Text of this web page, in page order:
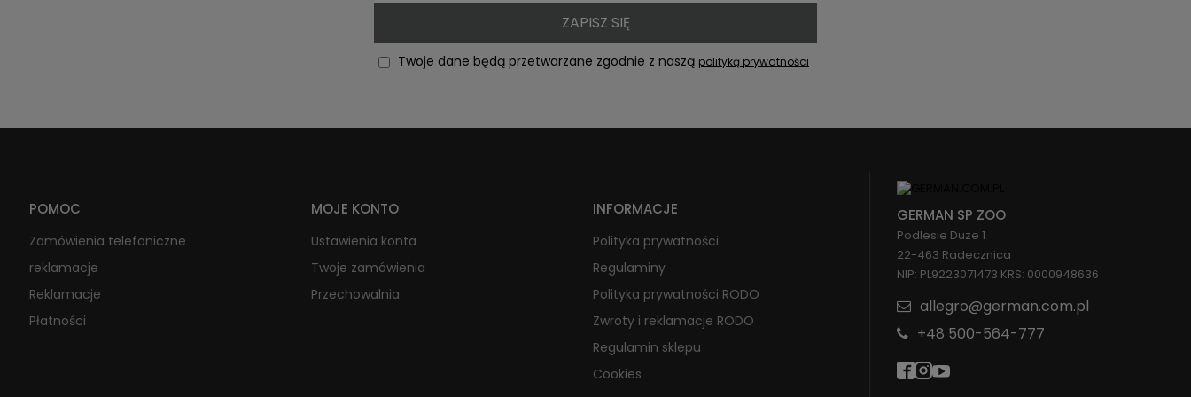
ZAPISZ SIĘ
Twoje dane będą przetwarzane zgodnie z naszą polityką prywatności
POMOC
Zamówienia telefoniczne
reklamacje
Reklamacje
Płatności
MOJE KONTO
Ustawienia konta
Twoje zamówienia
Przechowalnia
INFORMACJE
Polityka prywatności
Regulaminy
Polityka prywatności RODO
Zwroty i reklamacje RODO
Regulamin sklepu
Cookies
GERMAN SP ZOO
Podlesie Duze 1
22-463 Radecznica
NIP: PL9223071473 KRS: 0000948636
allegro@german.com.pl
+48 500-564-777